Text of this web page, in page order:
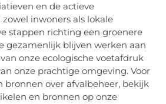
en de actieve
inwoners als lokale
stappen richting een groenere
gezamenlijk blijven werken aan
onze ecologische voetafdruk
onze prachtige omgeving. Voor
bronnen over afvalbeheer, bekijk
en bronnen op onze